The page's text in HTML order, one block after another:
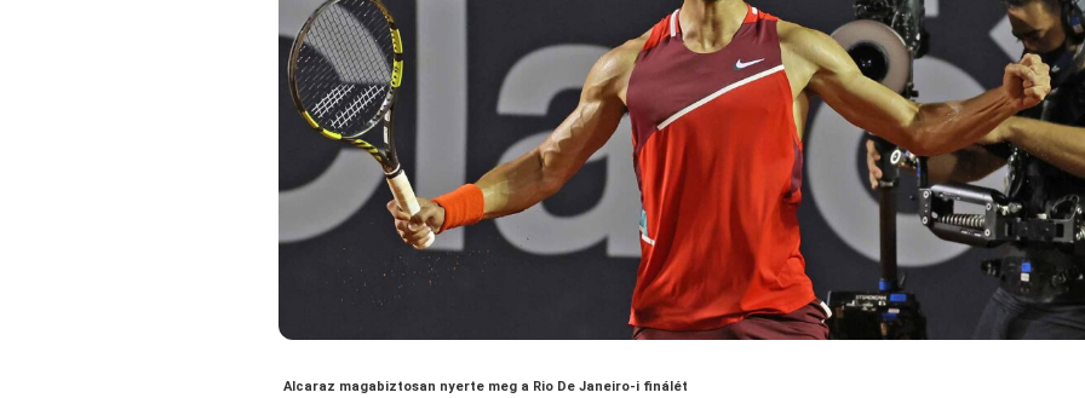
Alcaraz magabiztosan nyerte meg a Rio De Janeiro-i finálét